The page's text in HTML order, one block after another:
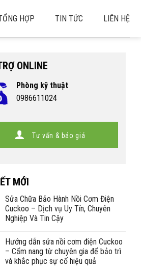
HỢP TIN TỨC LIÊN HỆ
ONLINE
Phòng kỹ thuật
0986611024
Tư vấn & báo giá
MỚI
Sửa Chữa Bảo Hành Nồi Cơm Điện
Cuckoo – Dịch vụ Uy Tín, Chuyên
Nghiệp Và Tin Cậy
Hướng dẫn sửa nồi cơm điện Cuckoo
– Cẩm nang từ chuyên gia để bảo trì
và khắc phục sự cố hiệu quả